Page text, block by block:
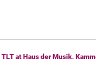
TLT at Haus der Musik,